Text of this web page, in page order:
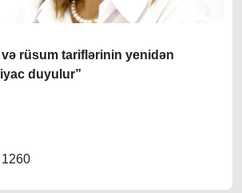
rüsum tariflərinin yenidən
duyulur”
1260